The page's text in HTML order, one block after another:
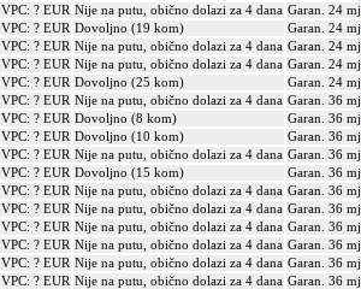
VPC: ? EUR Nije na putu, obično dolazi za 4 dana Garan. 24 mj.
VPC: ? EUR Dovoljno (19 kom) Garan. 24 mj.
VPC: ? EUR Nije na putu, obično dolazi za 4 dana Garan. 24 mj.
VPC: ? EUR Nije na putu, obično dolazi za 4 dana Garan. 24 mj.
VPC: ? EUR Dovoljno (25 kom) Garan. 24 mj.
VPC: ? EUR Nije na putu, obično dolazi za 4 dana Garan. 36 mj.
VPC: ? EUR Dovoljno (8 kom) Garan. 36 mj.
VPC: ? EUR Dovoljno (10 kom)
Garan. 36 mj.
VPC: ? EUR Nije na putu, obično dolazi za 4 dana Garan. 36 mj.
VPC: ? EUR Dovoljno (15 kom)
Garan. 36 mj.
VPC: ? EUR Nije na putu, obično dolazi za 4 dana Garan. 36 mj.
VPC: ? EUR Nije na putu, obično dolazi za 4 dana Garan. 36 mj.
VPC: ? EUR Nije na putu, obično dolazi za 4 dana Garan. 36 mj.
VPC: ? EUR Nije na putu, obično dolazi za 4 dana Garan. 36 mj.
VPC: ? EUR Nije na putu, obično dolazi za 4 dana Garan. 36 mj.
VPC: ? EUR Nije na putu, obično dolazi za 4 dana Garan. 36 mj.